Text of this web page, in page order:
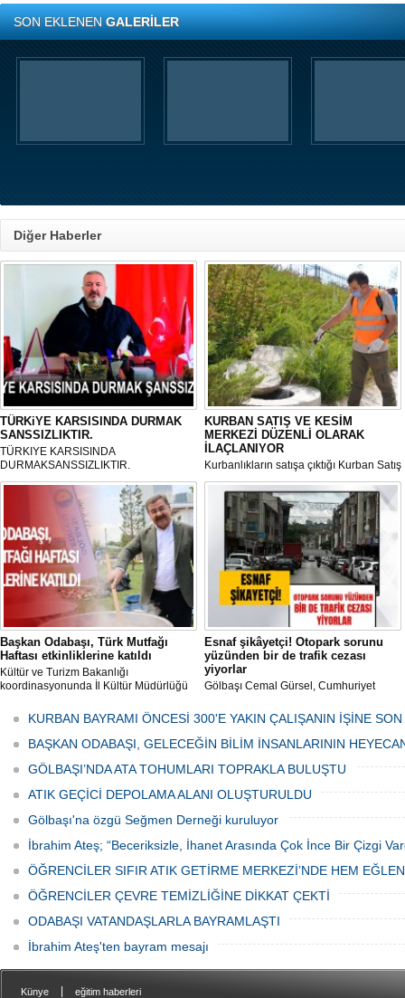
SON EKLENENGALERİLER
Diğer Haberler
TÜRKiYE KARSISINDA DURMAK
SANSSIZLIKTIR.
TÜRKIYE KARSISINDA
DURMAKSANSSIZLIKTIR.
KURBAN SATIŞ VE KESİM
MERKEZİ DÜZENLİ OLARAK
İLAÇLANIYOR
Kurbanlıkların satışa çıktığı Kurban Satış
ve Kesim Merkezi, haşere ve
mikropların önüne geçilmesi amacıyla
her gün Gölbaşı Belediyesi ekipleri
tarafından düzenli olarak ilaçlanıyor.
Başkan Odabaşı, Türk Mutfağı
Haftası etkinliklerine katıldı
Kültür ve Turizm Bakanlığı
koordinasyonunda İl Kültür Müdürlüğü
Haftası" etkinlikleri Ankara'da devam
ediyor.
Esnaf şikâyetçi! Otopark sorunu
yüzünden bir de trafik cezası
yiyorlar
Gölbaşı Cemal Gürsel, Cumhuriyet
bulunan esnaf ve alışverişe gelen
vatandaşlar park cezaları yüzünden
canından bezdi.
KURBAN BAYRAMI ÖNCESİ 300'E YAKIN ÇALIŞANIN İŞİNE
BAŞKAN ODABAŞI, GELECEĞİN BİLİM İNSANLARININ
GÖLBAŞI’NDA ATA TOHUMLARI TOPRAKLA BULUŞTU
ATIK GEÇİCİ DEPOLAMA ALANI OLUŞTURULDU
Gölbaşı'na özgü Seğmen Derneği kuruluyor
İbrahim Ateş; “Beceriksizle, İhanet Arasında Çok İnce Bir Çizgi
ÖĞRENCİLER SIFIR ATIK GETİRME MERKEZİ’NDE HEM
ÖĞRENCİLER ÇEVRE TEMİZLİĞİNE DİKKAT ÇEKTİ
ODABAŞI VATANDAŞLARLA BAYRAMLAŞTI
İbrahim Ateş'ten bayram mesajı
Künye eğitim haberleri